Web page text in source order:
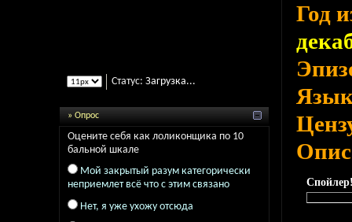
Статус: Загрузка...
» Опрос
Оцените себя как лоликонщика по 10
бальной шкале
Мой закрытый разум категорически
неприемлет всё что с этим связано
Нет, я уже ухожу отсюда
Год